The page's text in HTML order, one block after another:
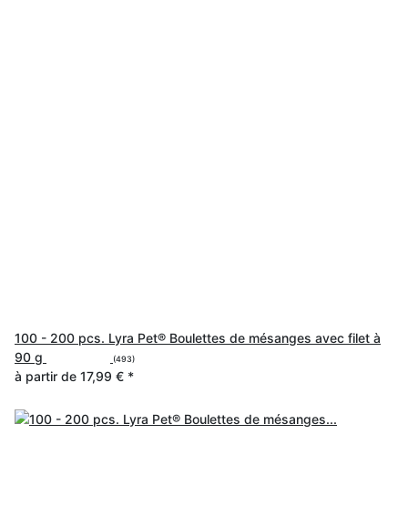
100 - 200 pcs. Lyra Pet® Boulettes de mésanges avec filet à
90 g
(493)
à partir de 17,99 € *